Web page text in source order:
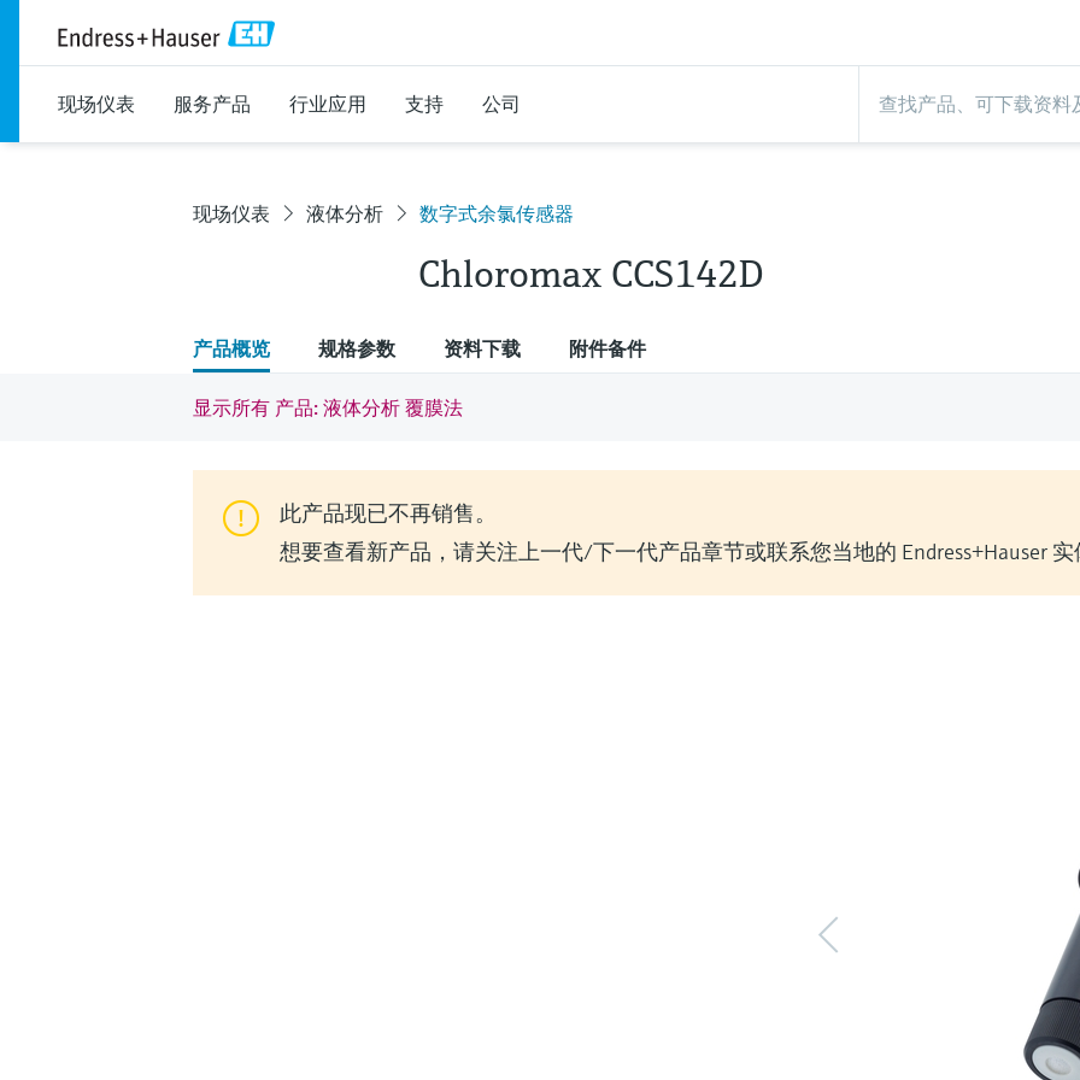
现场仪表 服务产品 行业应用 支持 公司
现场仪表 液体分析 数字式余氯传感器
Chloromax CCS142D
产品概览 规格参数 资料下载 附件备件
显示所有 产品: 液体分析 覆膜法
此产品现已不再销售。
想要查看新产品，请关注上一代/下一代产品章节或联系您当地的 Endress+Hauser